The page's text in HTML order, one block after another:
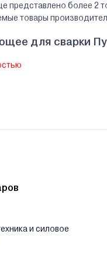
представлено более 2
товары
для сварки
магазине Вы можете
- «CHILOK BO
и силовое